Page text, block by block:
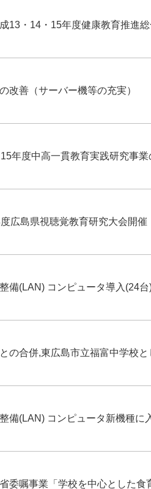
13・14・15年度健康教育推進
改善（サーバー機等の充実）
年度中高一貫教育実践研究事業
広島県視聴覚教育研究大会開催
備(LAN) コンピュータ導入(24台
の合併,東広島市立福富中学校と
備(LAN) コンピュータ新機種に
委嘱事業「学校を中心とした食